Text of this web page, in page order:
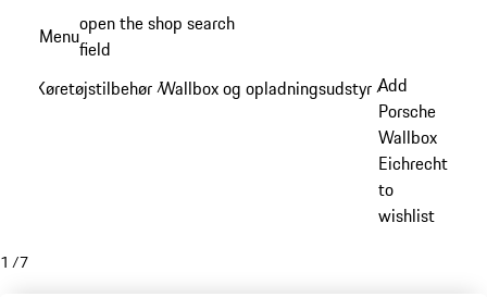
Menuopen the shop search
field
Køretøjstilbehør /Wallbox og opladningsudstyr /Add
Porsche
Wallbox
Eichrecht
to
wishlist
1 /7